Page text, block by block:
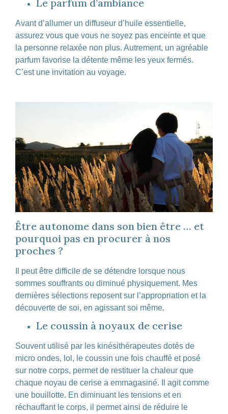
Le parfum d’ambiance
Avant d’allumer un diffuseur d’huile essentielle,
assurez vous que vous ne soyez pas enceinte et que
la personne relaxée non plus. Autrement, un agréable
parfum favorise la détente même les yeux fermés.
C’est une invitation au voyage.
Être autonome dans son bien être … et
pourquoi pas en procurer à nos
proches ?
Il peut être difficile de se détendre lorsque nous
sommes souffrants ou diminué physiquement. Mes
dernières sélections reposent sur l’appropriation et la
découverte de soi, en agissant soi même.
Le coussin à noyaux de cerise
Souvent utilisé par les kinésithérapeutes dotés de
micro ondes, lol, le coussin une fois chauffé et posé
sur notre corps, permet de restituer la chaleur que
chaque noyau de cerise a emmagasiné. Il agit comme
une bouillotte. En diminuant les tensions et en
réchauffant le corps, il permet ainsi de réduire le